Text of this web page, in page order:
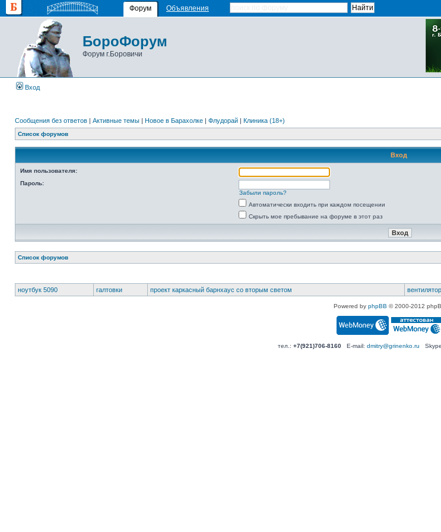
Форум Объявления
БороФорум
Форум г.Боровичи
Вход
Сообщения без ответов | Активные темы | Новое в Барахолке | Флудорай | Клиника (18+)
Список форумов
Вход
Имя пользователя:
Пароль:
Забыли пароль?
Автоматически входить при каждом посещении
Скрыть мое пребывание на форуме в этот раз
Список форумов
ноутбук 5090 галтовки проект каркасный барнхаус со вторым светом
Powered by phpBB © 2000-2012
тел.: +7(921)706-8160E-mail: dmitry@grinenko.ru